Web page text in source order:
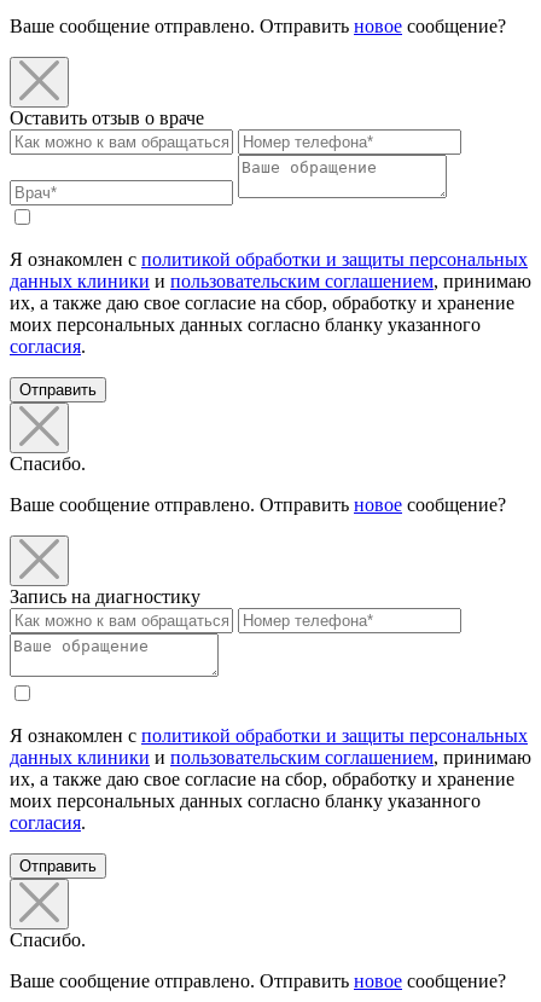
Ваше сообщение отправлено. Отправить новое сообщение?
Оставить отзыв о враче
Я ознакомлен с политикой обработки и защиты персональных
данных клиники и пользовательским соглашением, принимаю
их, а также даю свое согласие на сбор, обработку и хранение
моих персональных данных согласно бланку указанного
согласия.
Отправить
Спасибо.
Ваше сообщение отправлено. Отправить новое сообщение?
Запись на диагностику
Я ознакомлен с политикой обработки и защиты персональных
данных клиники и пользовательским соглашением, принимаю
их, а также даю свое согласие на сбор, обработку и хранение
моих персональных данных согласно бланку указанного
согласия.
Отправить
Спасибо.
Ваше сообщение отправлено. Отправить новое сообщение?